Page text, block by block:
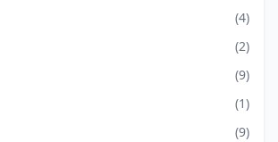
(4)
(2)
(9)
(1)
(9)